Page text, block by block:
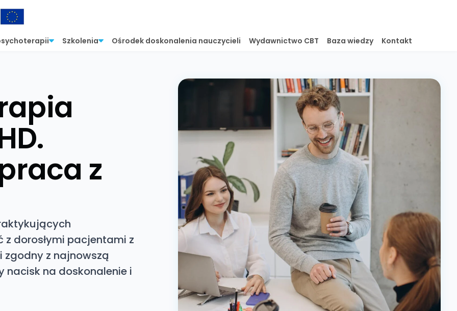
Szkolenia Ośrodek doskonalenia nauczycieli Wydawnictwo CBT Baza wiedzy Kontakt
z
dorosłymi pacjentami z
zgodny z najnowszą
nacisk na doskonalenie i